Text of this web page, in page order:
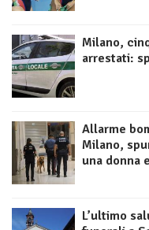
Milano,
arrestati:
Allarme
Milano,
una donna
L’ultimo